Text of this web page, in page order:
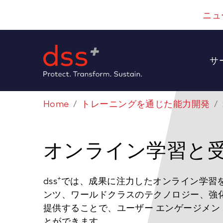
ニ
サ
Home トレーニングを通じた能力開発
オンライン学習と
dss+では、成果に注力したオンライン学習
ンツ、ワールドクラスのテクノロジー、
提供することで、ユーザー エンゲージメ